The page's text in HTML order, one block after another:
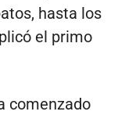
hasta los
el primo
comenzado